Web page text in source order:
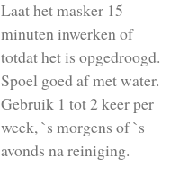
Laat het masker 15
minuten inwerken of
totdat het is opgedroogd.
Spoel goed af met water.
Gebruik 1 tot 2 keer per
week, `s morgens of `s
avonds na reiniging.